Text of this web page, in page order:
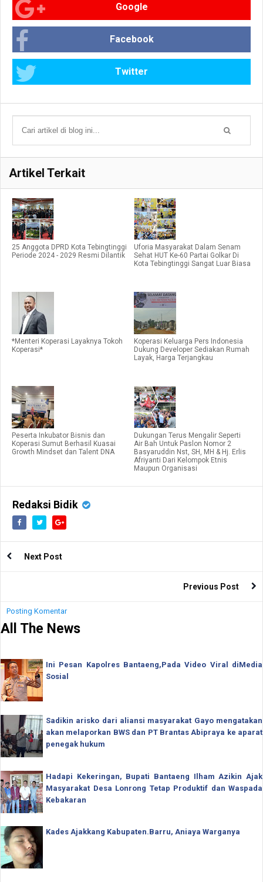
Google
Facebook
Twitter
Artikel Terkait
25 Anggota DPRD Kota Tebingtinggi
Periode 2024 - 2029 Resmi Dilantik
Uforia Masyarakat Dalam Senam
Sehat HUT Ke-60 Partai Golkar Di
Kota Tebingtinggi Sangat Luar Biasa
*Menteri Koperasi Layaknya Tokoh
Koperasi*
Koperasi Keluarga Pers Indonesia
Dukung Developer Sediakan Rumah
Layak, Harga Terjangkau
Peserta Inkubator Bisnis dan
Koperasi Sumut Berhasil Kuasai
Growth Mindset dan Talent DNA
Dukungan Terus Mengalir Seperti
Air Bah Untuk Paslon Nomor 2
Basyaruddin Nst, SH, MH & Hj. Erlis
Afriyanti Dari Kelompok Etnis
Maupun Organisasi
Redaksi Bidik
Next Post
Previous Post
Posting Komentar
All The News
Ini Pesan Kapolres Bantaeng,Pada Video Viral diMedia
Sosial
Sadikin arisko dari aliansi masyarakat Gayo mengatakan
akan melaporkan BWS dan PT Brantas Abipraya ke aparat
penegak hukum
Hadapi Kekeringan, Bupati Bantaeng Ilham Azikin Ajak
Masyarakat Desa Lonrong Tetap Produktif dan Waspada
Kebakaran
Kades Ajakkang Kabupaten.Barru, Aniaya Warganya